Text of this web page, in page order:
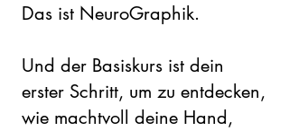
Das ist NeuroGraphik.
Und der Basiskurs ist dein
erster Schritt, um zu entdecken,
wie machtvoll deine Hand,